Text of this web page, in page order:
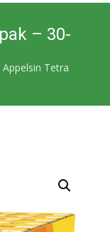
– 30-
Appelsin Tetra